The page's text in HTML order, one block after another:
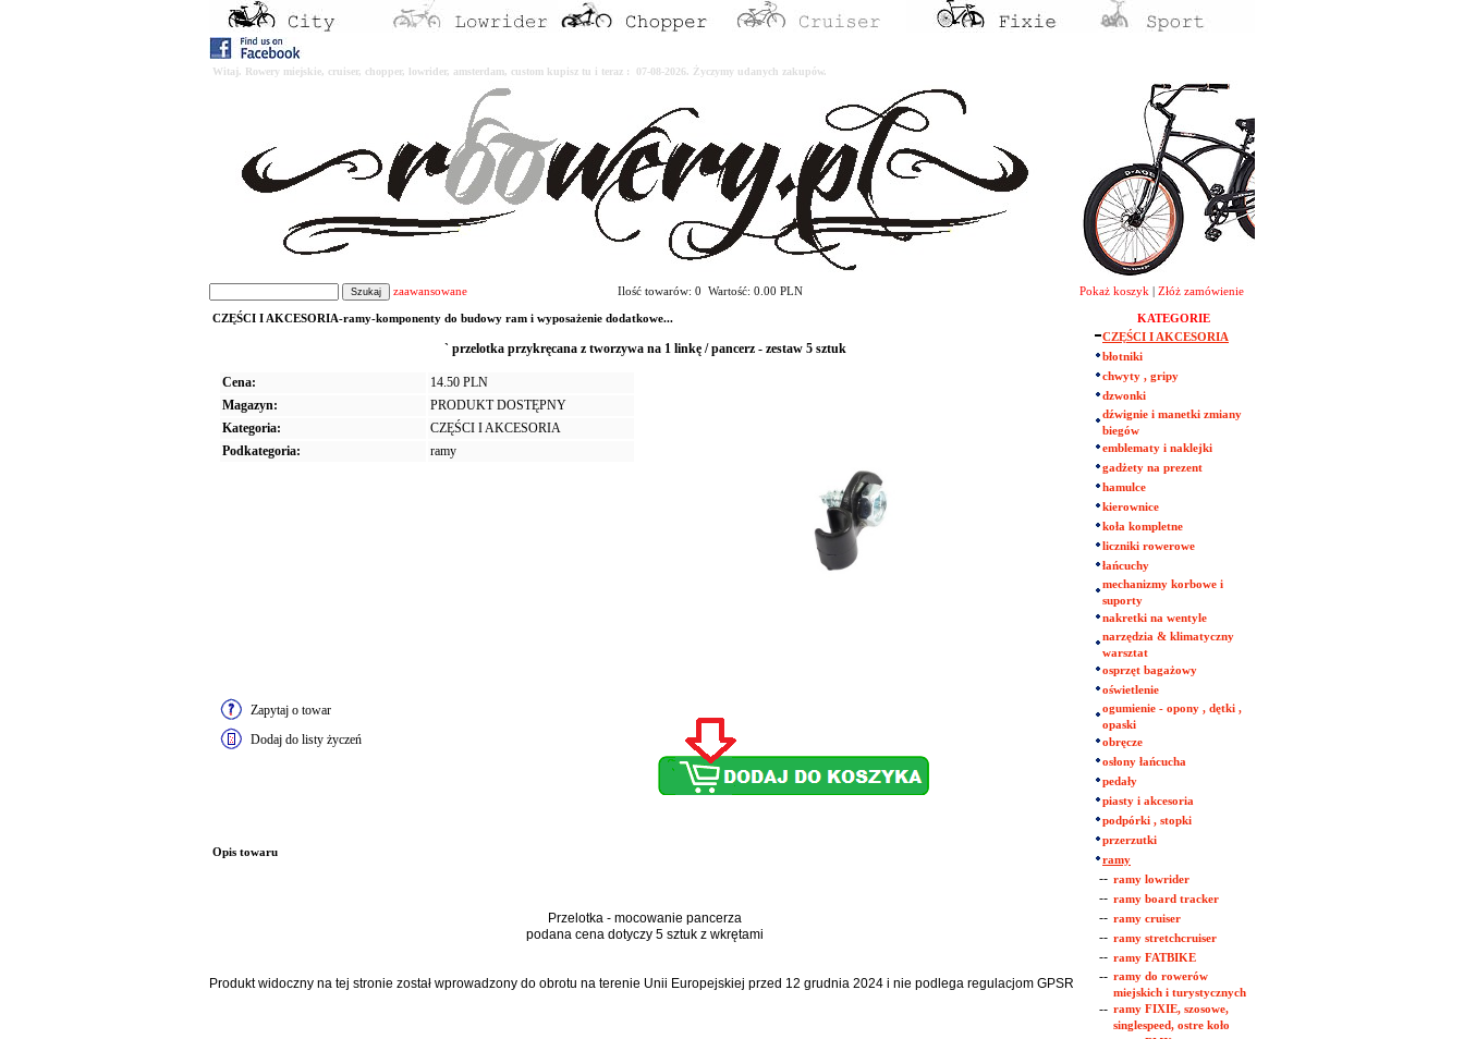
Witaj. Rowery miejskie, cruiser, chopper, lowrider, amsterdam, custom kupisz tu i teraz : 07-08-2026. Życzymy udanych zakupów.
zaawansowane Ilość towarów: 0 Wartość: 0.00 PLN Pokaż koszyk Złóż zamówienie
CZĘŚCI I AKCESORIA-ramy-komponenty do budowy ram i wyposażenie dodatkowe...
` przelotka przykręcana z tworzywa na 1 linkę / pancerz - zestaw 5 sztuk
Cena:
14.50 PLN
Magazyn:
PRODUKT DOSTĘPNY
Kategoria:
CZĘŚCI I AKCESORIA
Podkategoria:
ramy
Zapytaj o towar
Dodaj do listy życzeń
Opis towaru
Przelotka - mocowanie pancerza
podana cena dotyczy 5 sztuk z wkrętami
Produkt widoczny na tej stronie został wprowadzony do obrotu na terenie Unii Europejskiej przed 12 grudnia 2024 i nie podlega regulacjom GPSR
KATEGORIE
CZĘŚCI I AKCESORIA
błotniki
chwyty , gripy
dzwonki
dźwignie i manetki zmiany
biegów
emblematy i naklejki
gadżety na prezent
hamulce
kierownice
koła kompletne
liczniki rowerowe
łańcuchy
mechanizmy korbowe i
suporty
nakretki na wentyle
narzędzia & klimatyczny
warsztat
osprzęt bagażowy
oświetlenie
ogumienie - opony , dętki ,
opaski
obręcze
osłony łańcucha
pedały
piasty i akcesoria
podpórki , stopki
przerzutki
ramy
-- ramy lowrider
-- ramy board tracker
-- ramy cruiser
-- ramy stretchcruiser
-- ramy FATBIKE
-- ramy do rowerów
miejskich i turystycznych
-- ramy FIXIE, szosowe,
singlespeed, ostre koło